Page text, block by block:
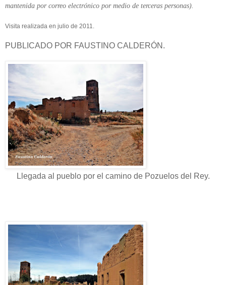
mantenida por correo electrónico por medio de terceras personas).
Visita realizada en julio de 2011.
PUBLICADO POR FAUSTINO CALDERÓN.
Llegada al pueblo por el camino de Pozuelos del Rey.